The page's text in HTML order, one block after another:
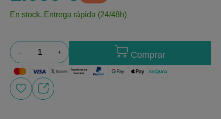
En stock. Entrega rápida (24/48h)
Comprar